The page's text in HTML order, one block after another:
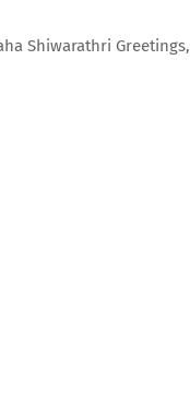
Shiwarathri Greetings,